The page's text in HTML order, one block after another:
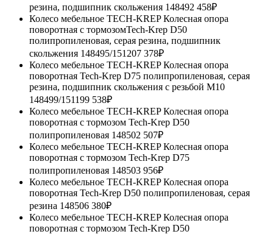
резина, подшипник скольжения 148492 458₽
Колесо мебельное TECH-KREP Колесная опора
поворотная с тормозомTech-Krep D50
полипропиленовая, серая резина, подшипник
скольжения 148495/151207 378₽
Колесо мебельное TECH-KREP Колесная опора
поворотная Tech-Krep D75 полипропиленовая, серая
резина, подшипник скольжения с резьбой М10
148499/151199 538₽
Колесо мебельное TECH-KREP Колесная опора
поворотная с тормозом Tech-Krep D50
полипропиленовая 148502 507₽
Колесо мебельное TECH-KREP Колесная опора
поворотная с тормозом Tech-Krep D75
полипропиленовая 148503 956₽
Колесо мебельное TECH-KREP Колесная опора
поворотная Tech-Krep D50 полипропиленовая, серая
резина 148506 380₽
Колесо мебельное TECH-KREP Колесная опора
поворотная с тормозом Tech-Krep D50